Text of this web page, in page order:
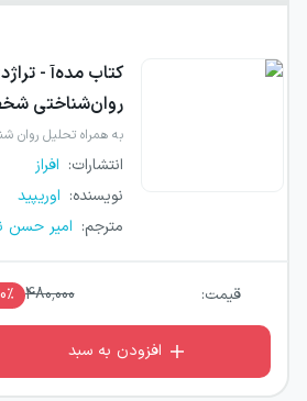
کتاب مده‌آ -
روان‌شناختی
به همراه تحلیل
انتشارات: افراز
نویسنده: اوریپید
مترجم: امیر حسن
قیمت: 480,000 ٪
افزودن به سبد